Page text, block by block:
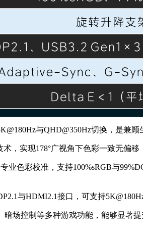
与QHD@350Hz切换，是兼顾
术，实现178°广视角下色彩一致无偏
业色彩校准，支持100%sRGB与
与HDMI2.1接口，可支持
场控制等多种游戏功能，能够显著